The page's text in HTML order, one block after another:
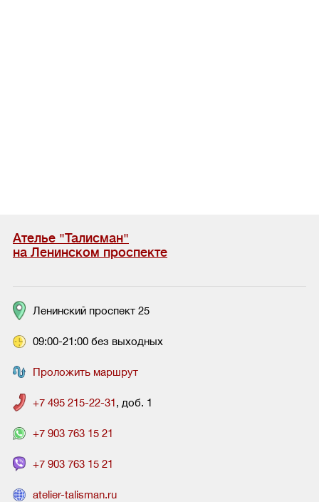
Ателье "Талисман"
на Ленинском проспекте
Ленинский проспект 25
09:00-21:00 без выходных
Проложить маршрут
+7 495 215-22-31, доб. 1
+7 903 763 15 21
+7 903 763 15 21
atelier-talisman.ru